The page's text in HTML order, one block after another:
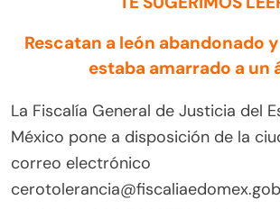
Rescatan a león abandonado
estaba amarrado a un
La Fiscalía General de Justicia del
México pone a disposición de la
correo electrónico